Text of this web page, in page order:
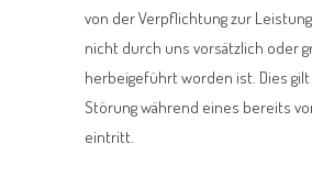
von der Verpflichtung zur
nicht durch uns vorsätzlich oder
herbeigeführt worden ist. Dies
Störung während eines bereits
eintritt.